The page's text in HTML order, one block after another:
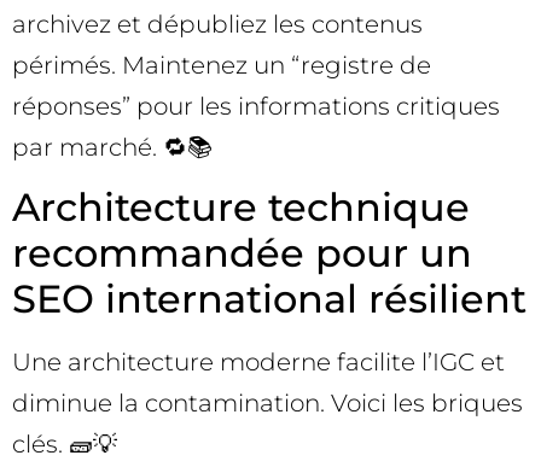
archivez et dépubliez les contenus
périmés. Maintenez un “registre de
réponses” pour les informations critiques
par marché. 🔁📚
Architecture technique
recommandée pour un
SEO international résilient
Une architecture moderne facilite l’IGC et
diminue la contamination. Voici les briques
clés. 🧱💡